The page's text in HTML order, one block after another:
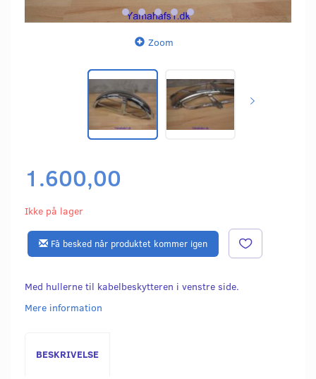
Zoom
1.600,00
Ikke på lager
Få besked når produktet kommer igen
Med hullerne til kabelbeskytteren i venstre side.
Mere information
BESKRIVELSE